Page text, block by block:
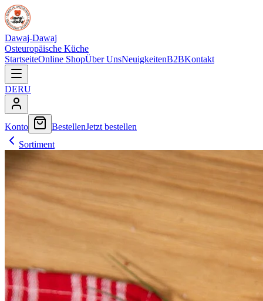
Dawaj-Dawaj
Osteuropäische Küche
StartseiteOnline ShopÜber UnsNeuigkeitenB2BKontakt
DERU
Konto BestellenJetzt bestellen
Sortiment